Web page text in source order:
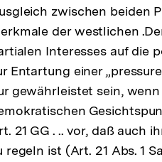
zwischen beiden
der westlichen
Interesses auf die
Entartung einer
gewährleistet sein,
21 GG . .. vor, daß auch
regeln ist (Art. 21 Abs. 1